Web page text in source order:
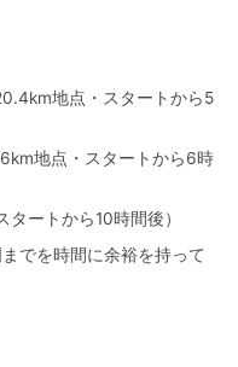
地点・スタートから5
地点・スタートから6時
ートから10時間後）
でを時間に余裕を持って